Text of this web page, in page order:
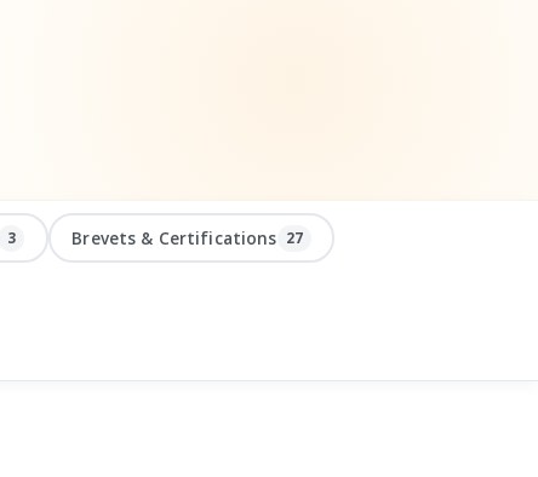
3 Brevets & Certifications 27